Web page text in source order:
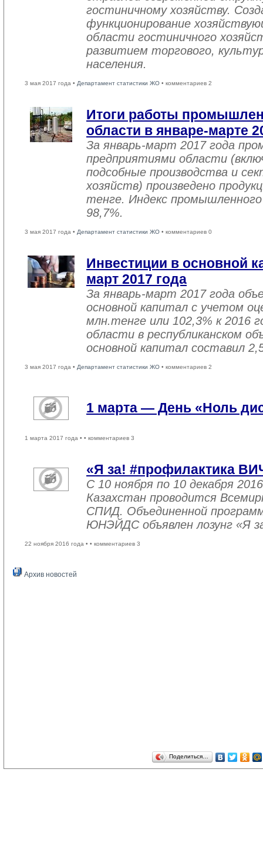
гостиничному хозяйству.
функционирование
области гостиничного
развитием торгового,
населения.
3 мая 2017 года • Департамент статистики ЖО • комментариев 2
Итоги работы
области в январе-марте
За январь-март 2017 года
предприятиями области
подсобные производства и
хозяйств) произведено
тенге. Индекс
98,7%.
3 мая 2017 года • Департамент статистики ЖО • комментариев 0
Инвестиции в основной
март 2017 года
За январь-март 2017 года
основной капитал с учетом
млн.тенге или 102,3% к 2016
области в республиканском
основной капитал составил
3 мая 2017 года • Департамент статистики ЖО • комментариев 2
1 марта — День «Ноль
1 марта 2017 года • • комментариев 3
«Я за! #профилактика
С 10 ноября по 10 декабря
Казахстан проводится
СПИД. Объединенной
ЮНЭЙДС объявлен лозунг «Я
22 ноября 2016 года • • комментариев 3
Архив новостей
Поделиться…